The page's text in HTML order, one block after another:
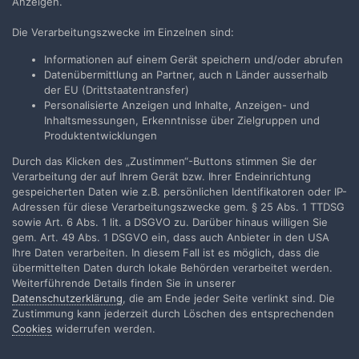
Datenblättern noch nicht. Der prüft weit mehr Farbtöne und
neben Fidelity auch noch Gamut.
Spohnaudio
Geschrieben3. Juni
Am 3.6.2026 um 18:05 schriebFriedemann
Wachsmuth:
Der CRI hat aber nichts mit der Farbtemperatur zu tun, die
da kompensatorisch wirken könnte. Der CRI ist ein recht
hemdsärmelig ermittelter Index, der die Reflektion auf ich
glaube acht (oder 9?) Farbflächen beschreibt. Eine LED mit
schlechtem CRI (wie 70) kann durchaus ein zur Projektion
bestimmter Filme geeignetes Spektrum haben, das ist dann
Glück.🙂
Aussagekräftiger ist der TM-30, aber den findet man in
Aufklappen
Die Verarbeitungszwecke im Einzelnen sind:
Informationen auf einem Gerät speichern und/oder abrufen
Datenübermittlung an Partner, auch n Länder ausserhalb
der EU (Drittstaatentransfer)
Personalisierte Anzeigen und Inhalte, Anzeigen- und
Inhaltsmessungen, Erkenntnisse über Zielgruppen und
Produktentwicklungen
Durch das Klicken des „Zustimmen“-Buttons stimmen Sie der
Verarbeitung der auf Ihrem Gerät bzw. Ihrer Endeinrichtung
gespeicherten Daten wie z.B. persönlichen Identifikatoren oder IP-
Adressen für diese Verarbeitungszwecke gem. § 25 Abs. 1 TTDSG
sowie Art. 6 Abs. 1 lit. a DSGVO zu. Darüber hinaus willigen Sie
gem. Art. 49 Abs. 1 DSGVO ein, dass auch Anbieter in den USA
Ihre Daten verarbeiten. In diesem Fall ist es möglich, dass die
übermittelten Daten durch lokale Behörden verarbeitet werden.
Weiterführende Details finden Sie in unserer
Datenschutzerklärung, die am Ende jeder Seite verlinkt sind. Die
Zustimmung kann jederzeit durch Löschen des entsprechenden
Cookies widerrufen werden.